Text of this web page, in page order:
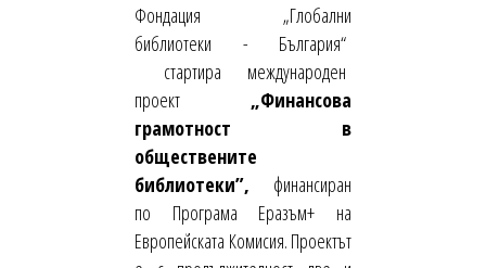
Фондация „Глобални
библиотеки - България“
стартира международен
проект „Финансова
грамотност в
обществените
библиотеки”, финансиран
по Програма Еразъм+ на
Европейската Комисия. Проектът